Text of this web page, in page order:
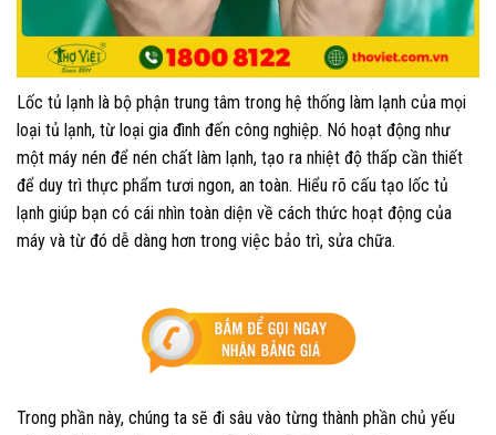
Lốc tủ lạnh là bộ phận trung tâm trong hệ thống làm lạnh của mọi
loại tủ lạnh, từ loại gia đình đến công nghiệp. Nó hoạt động như
một máy nén để nén chất làm lạnh, tạo ra nhiệt độ thấp cần thiết
để duy trì thực phẩm tươi ngon, an toàn. Hiểu rõ cấu tạo lốc tủ
lạnh giúp bạn có cái nhìn toàn diện về cách thức hoạt động của
máy và từ đó dễ dàng hơn trong việc bảo trì, sửa chữa.
Trong phần này, chúng ta sẽ đi sâu vào từng thành phần chủ yếu